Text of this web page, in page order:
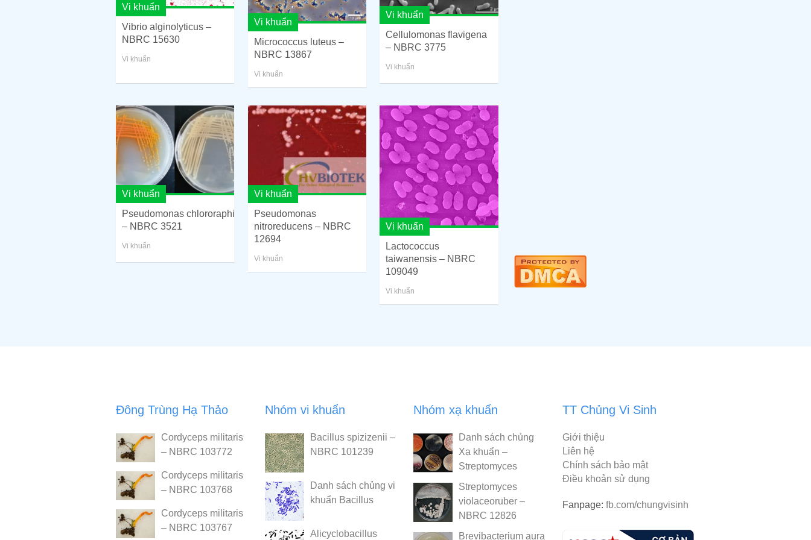
Vi khuẩn
Vibrio alginolyticus –
NBRC 15630
Vi khuẩn
Vi khuẩn
Micrococcus luteus –
NBRC 13867
Vi khuẩn
Vi khuẩn
Cellulomonas flavigena
– NBRC 3775
Vi khuẩn
Vi khuẩn
Pseudomonas chlororaphis
– NBRC 3521
Vi khuẩn
Vi khuẩn
Pseudomonas
nitroreducens – NBRC
12694
Vi khuẩn
Vi khuẩn
Lactococcus
taiwanensis – NBRC
109049
Vi khuẩn
Đông Trùng Hạ Thảo
Cordyceps militaris
– NBRC 103772
Cordyceps militaris
– NBRC 103768
Cordyceps militaris
– NBRC 103767
Nhóm vi khuẩn
Bacillus spizizenii –
NBRC 101239
Danh sách chủng vi
khuẩn Bacillus
Alicyclobacillus
Nhóm xạ khuẩn
Danh sách chủng
Xạ khuẩn –
Streptomyces
Streptomyces
violaceoruber –
NBRC 12826
Brevibacterium aurantiacum
TT Chủng Vi Sinh
Giới thiệu
Liên hệ
Chính sách bảo mật
Điều khoản sử dụng
Fanpage:fb.com/chungvisinh